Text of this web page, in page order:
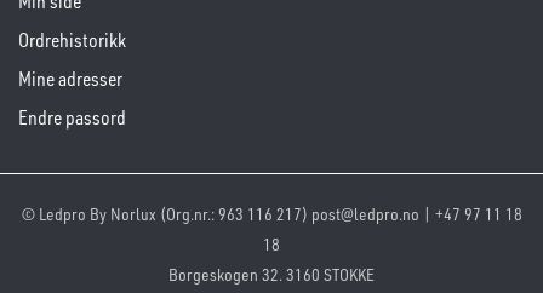
Ordrehistorikk
Mine adresser
Endre passord
© Ledpro By Norlux (Org.nr.: 963 116 217) post@ledpro.no | +47 97 11 18
18
Borgeskogen 32. 3160 STOKKE